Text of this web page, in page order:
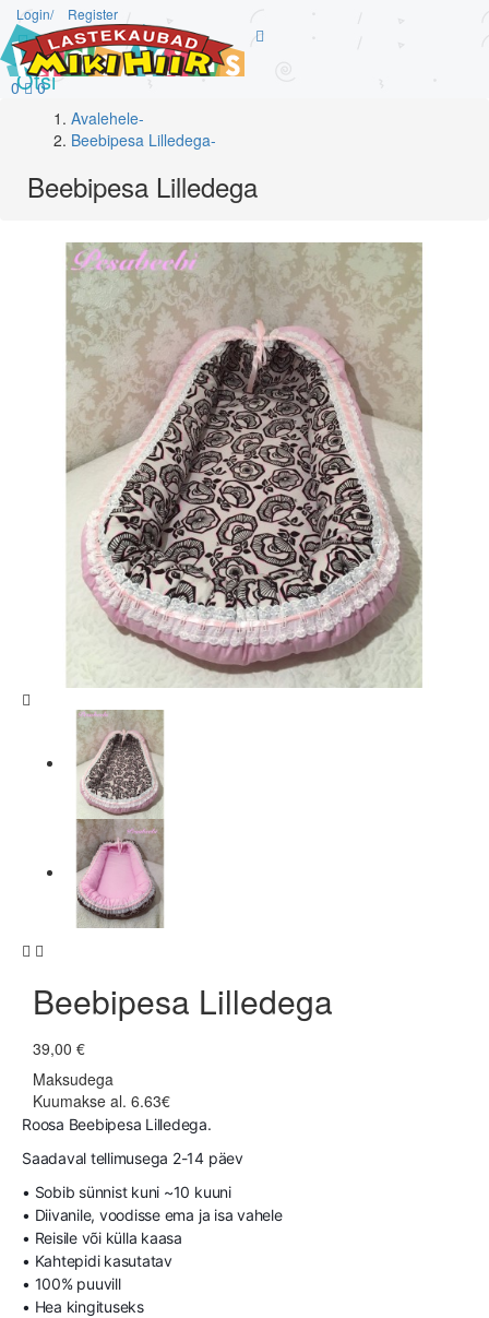
Login/ Register
Otsi
0
0
Avalehele-
Beebipesa Lilledega-
Beebipesa Lilledega
Beebipesa Lilledega
39,00 €
Maksudega
Kuumakse al. 6.63€
Roosa Beebipesa Lilledega.
Saadaval tellimusega 2-14 päev
• Sobib sünnist kuni ~10 kuuni
• Diivanile, voodisse ema ja isa vahele
• Reisile või külla kaasa
• Kahtepidi kasutatav
• 100% puuvill
• Hea kingituseks